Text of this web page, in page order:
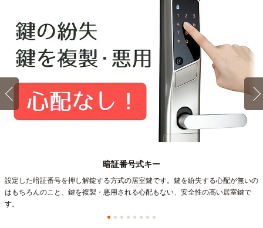
1K 24.8㎡〜24.8㎡
暗証番号式キー
設定した暗証番号を押し解錠する方式の居室鍵です。鍵を紛失する心配が無いの
はもちろんのこと、鍵を複製・悪用される心配もない、安全性の高い居室鍵で
す。